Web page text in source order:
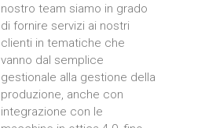
nostro team siamo in grado
di fornire servizi ai nostri
clienti in tematiche che
vanno dal semplice
gestionale alla gestione della
produzione, anche con
integrazione con le